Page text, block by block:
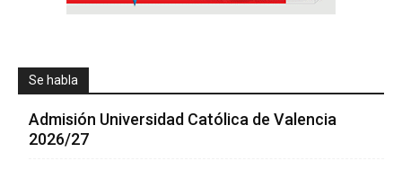
Se habla
Admisión Universidad Católica de Valencia
2026/27